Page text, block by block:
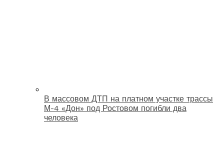
В массовом ДТП на платном участке трассы
М-4 «Дон» под Ростовом погибли два
человека